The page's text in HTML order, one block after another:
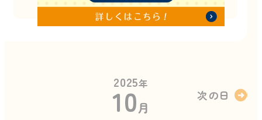
2025年
10月
次の日